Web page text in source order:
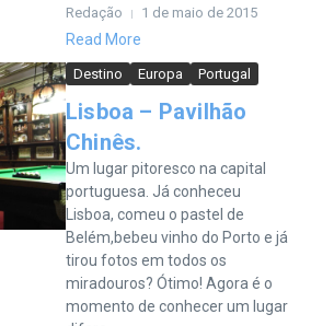
Redação 1 de maio de 2015
Read More
Destino Europa Portugal
Lisboa – Pavilhão
Chinês.
Um lugar pitoresco na capital
portuguesa. Já conheceu
Lisboa, comeu o pastel de
Belém,bebeu vinho do Porto e já
tirou fotos em todos os
miradouros? Ótimo! Agora é o
momento de conhecer um lugar